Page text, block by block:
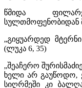
წმიდა
სულთმოფენობიდან
„გიყუარდედ
(ლუკა 6, 35)
„შეაჩერო
ხელი არ გაუწოდო,
სიღრმეში კი